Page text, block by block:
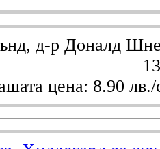
д-р Доналд
цена: 8.90 лв./